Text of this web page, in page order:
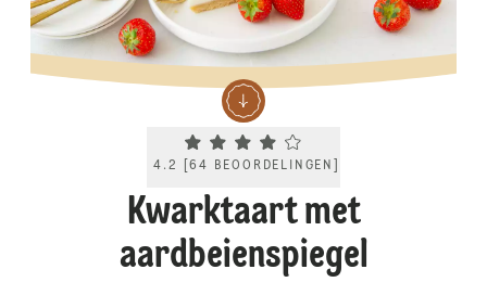
Current rating 4.2. Click to rate.
4.2 [64 BEOORDELINGEN
Kwarktaart met
aardbeienspiegel